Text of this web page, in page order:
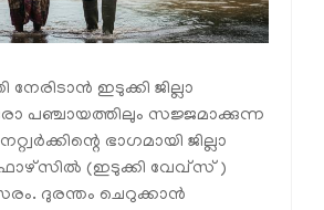
ഇടുക്കി ജില്ലാ
പഞ്ചായത്തിലും സജ്ജമാക്കുന്ന
ഭാഗമായി ജില്ലാ
(ഇടുക്കി വേവ്‌സ്)
ദുരന്തം ചെറുക്കാന്‍